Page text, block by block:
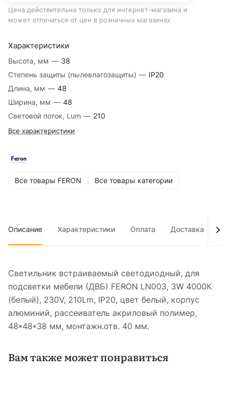
Характеристики
Высота, мм — 38
Степень защиты (пылевлагозащиты) — IP20
Длина, мм — 48
Ширина, мм — 48
Световой поток, Lum — 210
Все характеристики
Все товары FERON Все товары категории
Цена действительна только для интернет-магазина и
может отличаться от цен в розничных магазинах
Описание Характеристики Оплата Доставка
Светильник встраиваемый светодиодный, для
подсветки мебели (ДВБ) FERON LN003, 3W 4000К
(белый), 230V, 210Lm, IP20, цвет белый, корпус
алюминий, рассеиватель акриловый полимер,
48*48*38 мм, монтажн.отв. 40 мм.
Вам также может понравиться